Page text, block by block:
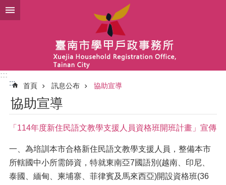
跳到主要內容區塊
:::
:::
首頁 訊息公布 協助宣導
協助宣導
「114年度新住民語文教學支援人員資格班開班計畫」宣傳
一、為培訓本市合格新住民語文教學支援人員，整備本市
所轄國中小所需師資，特就東南亞7國語別(越南、印尼、
泰國、緬甸、柬埔寨、菲律賓及馬來西亞)開設資格班(36